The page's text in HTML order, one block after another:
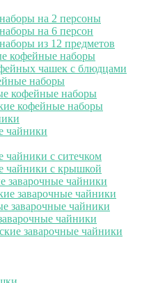
на 2 персоны
на 6 персон
из 12 предметов
кофейные наборы
чашек с блюдцами
наборы
кофейные наборы
кофейные наборы
чайники
чайники с ситечком
чайники с крышкой
заварочные чайники
заварочные чайники
заварочные чайники
чайники
заварочные чайники